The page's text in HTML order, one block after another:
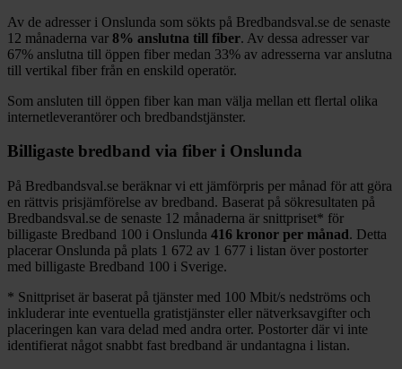
Av de adresser i Onslunda som sökts på Bredbandsval.se de senaste
12 månaderna var 8% anslutna till fiber. Av dessa adresser var
67% anslutna till öppen fiber medan 33% av adresserna var anslutna
till vertikal fiber från en enskild operatör.
Som ansluten till öppen fiber kan man välja mellan ett flertal olika
internetleverantörer och bredbandstjänster.
Billigaste bredband via fiber i Onslunda
På Bredbandsval.se beräknar vi ett jämförpris per månad för att göra
en rättvis prisjämförelse av bredband. Baserat på sökresultaten på
Bredbandsval.se de senaste 12 månaderna är snittpriset* för
billigaste Bredband 100 i Onslunda 416 kronor per månad. Detta
placerar Onslunda på plats 1 672 av 1 677 i listan över postorter
med billigaste Bredband 100 i Sverige.
* Snittpriset är baserat på tjänster med 100 Mbit/s nedströms och
inkluderar inte eventuella gratistjänster eller nätverksavgifter och
placeringen kan vara delad med andra orter. Postorter där vi inte
identifierat något snabbt fast bredband är undantagna i listan.